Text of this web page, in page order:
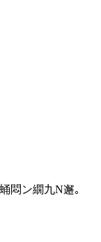
悶ン繝九Ν邂｡